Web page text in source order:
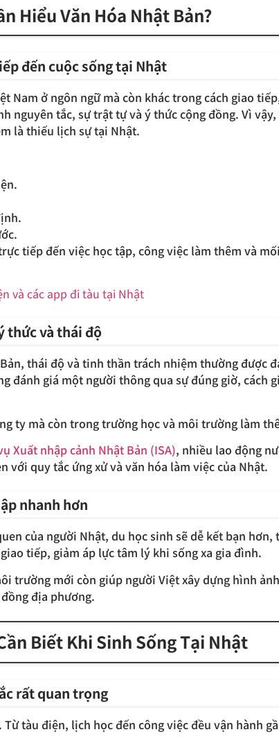
Hiểu Văn Hóa Nhật Bản?
đến cuộc sống tại Nhật
Nam ở ngôn ngữ mà còn khác trong cách giao
nguyên tắc, sự trật tự và ý thức cộng đồng. Vì
là thiếu lịch sự tại Nhật.
tiếp đến việc học tập, công việc làm thêm và
và các app đi tàu tại Nhật
thức và thái độ
thái độ và tinh thần trách nhiệm thường được
đánh giá một người thông qua sự đúng giờ, cách
ty mà còn trong trường học và môi trường làm
Xuất nhập cảnh Nhật Bản (ISA), nhiều lao động
với quy tắc ứng xử và văn hóa làm việc của Nhật.
nhanh hơn
của người Nhật, du học sinh sẽ dễ kết bạn
tiếp, giảm áp lực tâm lý khi sống xa gia đình.
trường mới còn giúp người Việt xây dựng hình
địa phương.
Biết Khi Sinh Sống Tại Nhật
rất quan trọng
tàu điện, lịch học đến công việc đều vận hành